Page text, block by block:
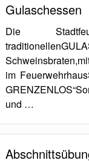
Gulaschessen
Die
im
und …